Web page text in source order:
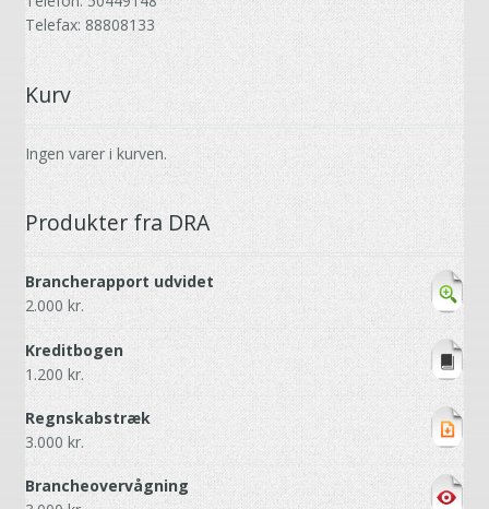
Telefax: 88808133
Kurv
Ingen varer i kurven.
Produkter fra DRA
Brancherapport udvidet
2.000 kr.
Kreditbogen
1.200 kr.
Regnskabstræk
3.000 kr.
Brancheovervågning